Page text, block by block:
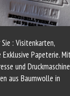
: Visitenkarten,
Papeterie.
und
aus Baumwolle in